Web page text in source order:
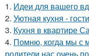
1. Идеи для вашего
2. Уютная кухня -
3. Кухня в квартире
4. Помню, когда мы с